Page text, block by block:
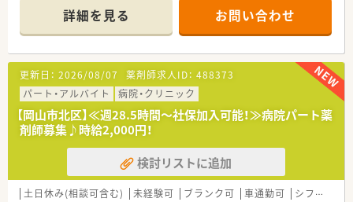
が整っているため全店舗を通して様々なライフスタイルの方が
ご勤務されています。
■広域より応需されており幅広い処方に触れることができま
す。OTC販売に興味がある方にもおすすめ！
＜会社の特徴＞
■中四国に200店舗以上展開する大手ドラッグストアです。さら
に増加中で成長性がある企業です。
■近年、関西方面にも店舗展開をしています。
■ドラッグストア併設調剤薬局を40店舗以上展開。
■店舗拡大に伴いキャリアアップできるポジションが多数あり！
頑張り次第で高給与も可能！
■日用品から医薬品・化粧品まで、従業員割引制度など支出を減
らせる嬉しいメリットもたくさんあります！
詳細を見る お問い合わせ
更新日： 2026/08/07 薬剤師求人ID： 488373
パート・アルバイト
病院・クリニック
【岡山市北区】≪週28.5時間～社保加入可能！≫病院パート薬
剤師募集♪時給2,000円！
検討リストに追加
土日休み(相談可含む) 未経験可 ブランク可 車通勤可 シフト制